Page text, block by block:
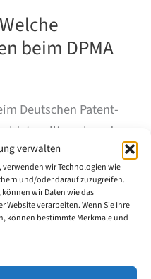
verwalten
wir Technologien wie
und/oder darauf zuzugreifen.
wir Daten wie das
Website verarbeiten. Wenn Sie Ihre
können bestimmte Merkmale und
beim DPMA
Deutschen Patent-
sollte neben der
im Blick haben. Der
fünf Jahre und kann
auf maximal 25 Jahre